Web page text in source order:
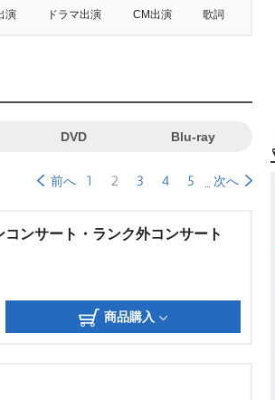
演 ドラマ出演 CM出演 歌詞
DVD Blu-ray
前へ 1 2 3 4 5 次へ
ンサート・ランク外コンサート
商品購入